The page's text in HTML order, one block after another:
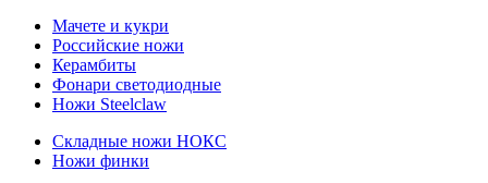
Мачете и кукри
Российские ножи
Керамбиты
Фонари светодиодные
Ножи Steelclaw
Складные ножи НОКС
Ножи финки